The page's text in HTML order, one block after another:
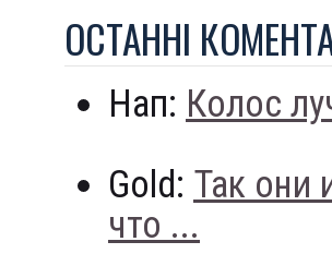
ОСТАННI
Нап: Колос
Gold: Так они
что ...